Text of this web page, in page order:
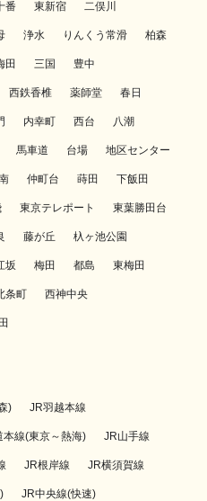
番 東新宿 二俣川
浄水 りんくう常滑 柏森
田 三国 豊中
西鉄香椎 薬師堂 春日
内幸町 西台 八潮
馬車道 台場 地区センター
仲町台 蒔田 下飯田
東京テレポート 東葉勝田台
藤が丘 杁ヶ池公園
坂 梅田 都島 東梅田
条町 西神中央
) JR羽越本線
本線(東京～熱海) JR山手線
JR根岸線 JR横須賀線
JR中央線(快速)